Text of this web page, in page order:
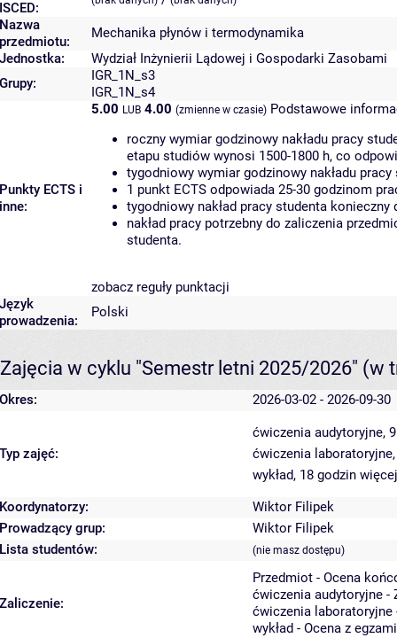
ISCED:
Nazwa
przedmiotu:
Mechanika płynów i termodynamika
Jednostka:
Wydział Inżynierii Lądowej i Gospodarki Zasobami
Grupy:
IGR_1N_s3
IGR_1N_s4
Punkty ECTS i
inne:
5.00 LUB 4.00 (zmienne w czasie) Podstawowe
roczny wymiar godzinowy nakładu pracy
etapu studiów wynosi 1500-1800 h, co
tygodniowy wymiar godzinowy nakładu
1 punkt ECTS odpowiada 25-30 godzinom
tygodniowy nakład pracy studenta
nakład pracy potrzebny do zaliczenia
studenta.
zobacz reguły punktacji
Język
prowadzenia:
Polski
Zajęcia w cyklu "Semestr letni 2025/2026" (w
Okres: 2026-03-02 - 2026-09-30
Typ zajęć:
ćwiczenia audytoryjne,
ćwiczenia
wykład, 18 godzin
Koordynatorzy:
Wiktor Filipek
Prowadzący grup:
Wiktor Filipek
Lista studentów:
(nie masz dostępu)
Zaliczenie:
Przedmiot - Ocena
ćwiczenia audytoryjne -
ćwiczenia laboratoryjne
wykład - Ocena z